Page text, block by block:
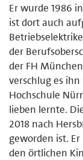
Er wurde 1986
ist dort auch
der
der FH
verschlug es
Hochschule
lieben lernte.
2018 nach
geworden ist.
den örtlichen